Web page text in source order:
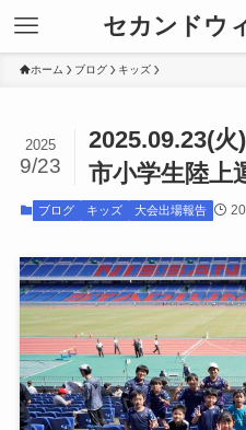
セカンドウ
ホーム ブログ キッズ
2025.09.23(
市小学生陸上
2025
9/23
ブログ キッズ 大会出場報告